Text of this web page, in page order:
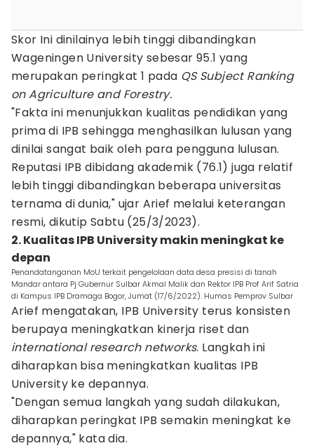
Skor Ini dinilainya lebih tinggi dibandingkan
Wageningen University sebesar 95.1 yang
merupakan peringkat 1 pada QS Subject Ranking
on Agriculture and Forestry.
"Fakta ini menunjukkan kualitas pendidikan yang
prima di IPB sehingga menghasilkan lulusan yang
dinilai sangat baik oleh para pengguna lulusan.
Reputasi IPB dibidang akademik (76.1) juga relatif
lebih tinggi dibandingkan beberapa universitas
ternama di dunia," ujar Arief melalui keterangan
resmi, dikutip Sabtu (25/3/2023).
2. Kualitas IPB University makin meningkat ke
depan
Penandatanganan MoU terkait pengelolaan data desa presisi di tanah
Mandar antara Pj Gubernur Sulbar Akmal Malik dan Rektor IPB Prof Arif Satria
di Kampus IPB Dramaga Bogor, Jumat (17/6/2022). Humas Pemprov Sulbar
Arief mengatakan, IPB University terus konsisten
berupaya meningkatkan kinerja riset dan
international research networks. Langkah ini
diharapkan bisa meningkatkan kualitas IPB
University ke depannya.
"Dengan semua langkah yang sudah dilakukan,
diharapkan peringkat IPB semakin meningkat ke
depannya," kata dia.